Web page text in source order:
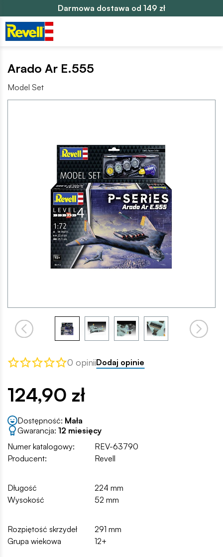
Darmowa dostawa od 149 zł
Arado Ar E.555
Model Set
0 opiniiDodaj opinie
124,90 zł
Dostępność: Mała
Gwarancja: 12 miesięcy
Numer katalogowy:
REV-63790
Producent:
Revell
Długość
224 mm
Wysokość
52 mm
Rozpiętość skrzydeł
291 mm
Grupa wiekowa
12+